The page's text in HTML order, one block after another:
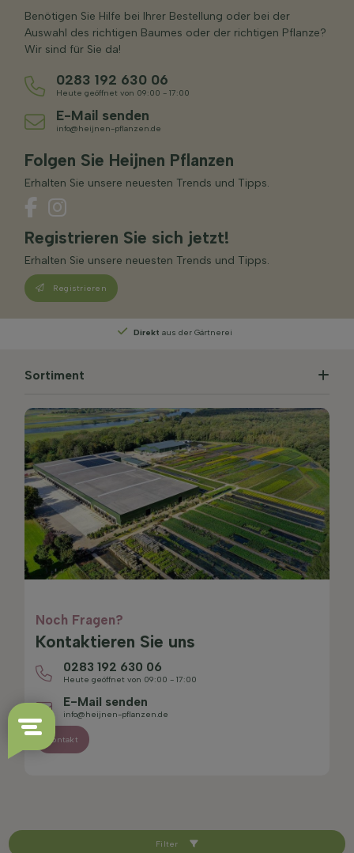
Filter
Benötigen Sie Hilfe bei Ihrer Bestellung oder bei der
Auswahl des richtigen Baumes oder der richtigen Pflanze?
Wir sind für Sie da!
0283 192 630 06
Heute geöffnet von 09:00 - 17:00
E-Mail senden
info@heijnen-pflanzen.de
Folgen Sie Heijnen Pflanzen
Erhalten Sie unsere neuesten Trends und Tipps.
Registrieren Sie sich jetzt!
Erhalten Sie unsere neuesten Trends und Tipps.
Registrieren
Direkt aus der Gärtnerei
Sortiment
Noch Fragen?
Kontaktieren Sie uns
0283 192 630 06
Heute geöffnet von 09:00 - 17:00
E-Mail senden
info@heijnen-pflanzen.de
Kontakt